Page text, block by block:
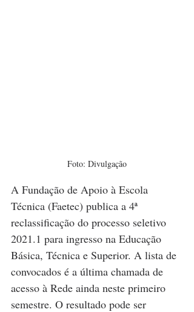
Foto: Divulgação
A Fundação de Apoio à Escola
Técnica (Faetec) publica a 4ª
reclassificação do processo seletivo
2021.1 para ingresso na Educação
Básica, Técnica e Superior. A lista de
convocados é a última chamada de
acesso à Rede ainda neste primeiro
semestre. O resultado pode ser